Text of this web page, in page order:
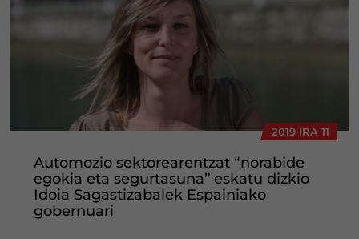
2019 IRA 11
Automozio sektorearentzat “norabide
egokia eta segurtasuna” eskatu dizkio
Idoia Sagastizabalek Espainiako
gobernuari